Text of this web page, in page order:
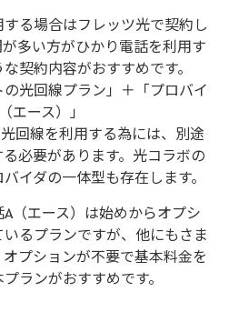
る場合はフレッツ光で契約し
多い方がひかり電話を利用す
契約内容がおすすめです。
の光回線プラン」＋「プロバイ
エース）」
回線を利用する為には、別途
必要があります。光コラボの
イダの一体型も存在します。
（エース）は始めからオプシ
るプランですが、他にもさま
プションが不要で基本料金を
ランがおすすめです。